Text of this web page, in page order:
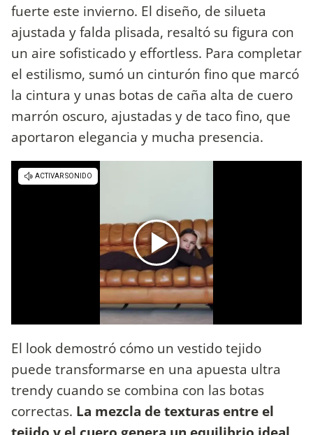
fuerte este invierno. El diseño, de silueta
ajustada y falda plisada, resaltó su figura con
un aire sofisticado y effortless. Para completar
el estilismo, sumó un cinturón fino que marcó
la cintura y unas botas de caña alta de cuero
marrón oscuro, ajustadas y de taco fino, que
aportaron elegancia y mucha presencia.
El look demostró cómo un vestido tejido
puede transformarse en una apuesta ultra
trendy cuando se combina con las botas
correctas. La mezcla de texturas entre el